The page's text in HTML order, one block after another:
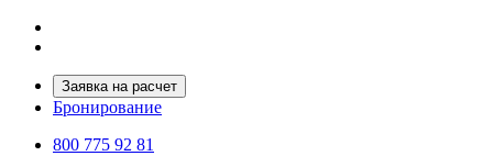
Заявка на расчет
Бронирование
800 775 92 81